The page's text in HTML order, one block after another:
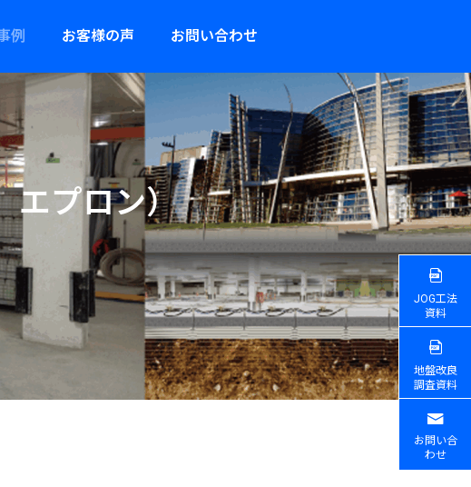
例 お客様の声 お問い合わせ
エプロン）
JOG工法
資料
地盤改良
調査資料
お問い合
わせ